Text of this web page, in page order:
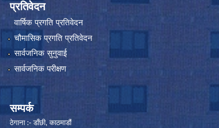
प्रतिवेदन
वार्षिक प्रगति प्रतिवेदन
चौमासिक प्रगति प्रतिवेदन
सार्वजनिक सुनुवाई
सार्वजनिक परीक्षण
सम्पर्क
ठेगाना :- डाँछी, काठमाडौं